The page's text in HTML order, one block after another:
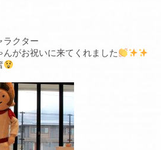
ラクター
がお祝いに来てくれました